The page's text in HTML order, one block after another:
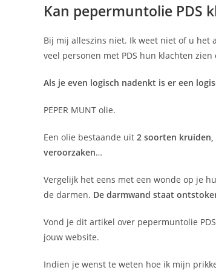
Kan pepermuntolie PDS
Bij mij alleszins niet. Ik weet niet of u het
veel personen met PDS hun klachten
Als je even logisch nadenkt is er een
PEPER MUNT olie.
Een olie bestaande uit 2 soorten
veroorzaken…
Vergelijk het eens met een wonde op je
de darmen. De darmwand staat
Vond je dit artikel over pepermuntolie
jouw website.
Indien je wenst te weten hoe ik mijn